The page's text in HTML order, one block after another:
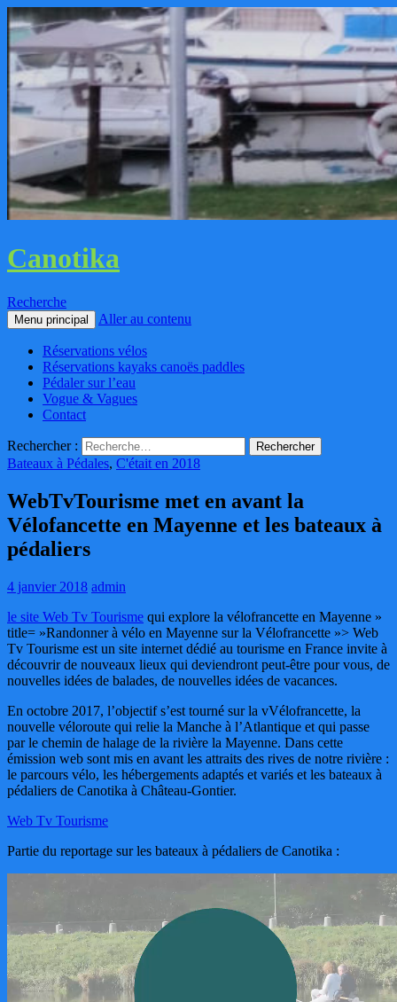
Canotika
Recherche
Menu principal Aller au contenu
Réservations vélos
Réservations kayaks canoës paddles
Pédaler sur l’eau
Vogue & Vagues
Contact
Rechercher :
Bateaux à Pédales, C'était en 2018
WebTvTourisme met en avant la
Vélofancette en Mayenne et les bateaux à
pédaliers
4 janvier 2018 admin
le site Web Tv Tourisme qui explore la vélofrancette en Mayenne »
title= »Randonner à vélo en Mayenne sur la Vélofrancette »> Web
Tv Tourisme est un site internet dédié au tourisme en France invite à
découvrir de nouveaux lieux qui deviendront peut-être pour vous, de
nouvelles idées de balades, de nouvelles idées de vacances.
En octobre 2017, l’objectif s’est tourné sur la vVélofrancette, la
nouvelle véloroute qui relie la Manche à l’Atlantique et qui passe
par le chemin de halage de la rivière la Mayenne. Dans cette
émission web sont mis en avant les attraits des rives de notre rivière :
le parcours vélo, les hébergements adaptés et variés et les bateaux à
pédaliers de Canotika à Château-Gontier.
Web Tv Tourisme
Partie du reportage sur les bateaux à pédaliers de Canotika :